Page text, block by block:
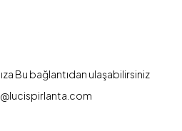
Bu bağlantıdan ulaşabilirsiniz